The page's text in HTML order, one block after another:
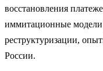
восстановления
иммитационные модели
реструктуризации,
России.